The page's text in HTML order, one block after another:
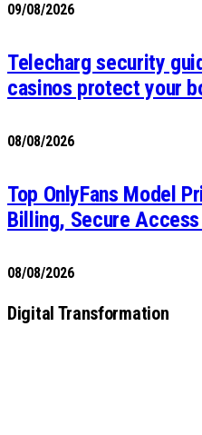
09/08/2026
Telecharg security
casinos protect your
08/08/2026
Top OnlyFans Model
Billing, Secure
08/08/2026
Digital Transformation